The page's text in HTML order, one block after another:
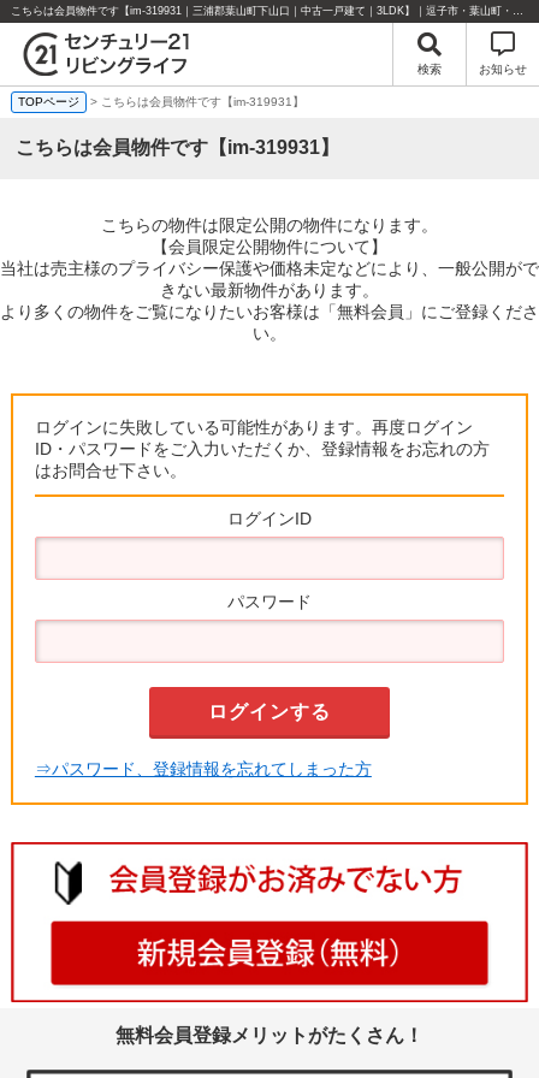
こちらは会員物件です【im-319931｜三浦郡葉山町下山口｜中古一戸建て｜3LDK】｜逗子市・葉山町・湘南エリアの不動産のことならセンチュリー21リビングライフにお任せください！
検索 お知らせ
TOPページ > こちらは会員物件です【im-319931】
こちらは会員物件です【im-319931】
こちらの物件は限定公開の物件になります。
【会員限定公開物件について】
当社は売主様のプライバシー保護や価格未定などにより、一般公開がで
きない最新物件があります。
より多くの物件をご覧になりたいお客様は「無料会員」にご登録くださ
い。
ログインに失敗している可能性があります。再度ログイン
ID・パスワードをご入力いただくか、登録情報をお忘れの方
はお問合せ下さい。
ログインID
パスワード
⇒パスワード、登録情報を忘れてしまった方
無料会員登録メリットがたくさん！